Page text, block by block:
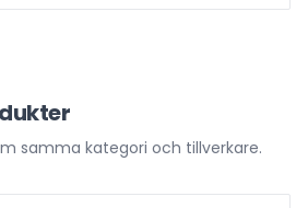
samma kategori och tillverkare.